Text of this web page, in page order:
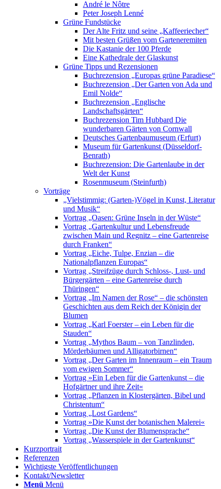
André le Nôtre
Peter Joseph Lenné
Grüne Fundstücke
Der Alte Fritz und seine „Kaffeeriecher“
Mit besten Grüßen vom Garteneremiten
Die Kastanie der 100 Pferde
Eine Kathedrale der Glaskunst
Grüne Tipps und Rezensionen
Buchrezension „Europas grüne Paradiese“
Buchrezension „Der Garten von Ada und
Emil Nolde“
Buchrezension „Englische
Landschaftsgärten“
Buchrezension Tim Hubbard Die
wunderbaren Gärten von Cornwall
Deutsches Gartenbaumuseum (Erfurt)
Museum für Gartenkunst (Düsseldorf-
Benrath)
Buchrezension: Die Gartenlaube in der
Welt der Kunst
Rosenmuseum (Steinfurth)
Vorträge
„Vielstimmig: (Garten-)Vögel in Kunst, Literatur
und Musik“
Vortrag „Oasen: Grüne Inseln in der Wüste“
Vortrag „Gartenkultur und Lebensfreude
zwischen Main und Regnitz – eine Gartenreise
durch Franken“
Vortrag „Eiche, Tulpe, Enzian – die
Nationalpflanzen Europas“
Vortrag „Streifzüge durch Schloss-, Lust- und
Bürgergärten – eine Gartenreise durch
Thüringen“
Vortrag „Im Namen der Rose“ – die schönsten
Geschichten aus dem Reich der Königin der
Blumen
Vortrag „Karl Foerster – ein Leben für die
Stauden“
Vortrag „Mythos Baum – von Tanzlinden,
Mörderbäumen und Alligatorbirnen“
Vortrag „Der Garten im Innenraum – ein Traum
vom ewigen Sommer“
Vortrag »Ein Leben für die Gartenkunst – die
Hofgärtner und ihre Zeit«
Vortrag „Pflanzen in Klostergärten, Bibel und
Christentum“
Vortrag „Lost Gardens“
Vortrag »Die Kunst der botanischen Malerei«
Vortrag „Die Kunst der Blumensprache“
Vortrag „Wasserspiele in der Gartenkunst“
Kurzportrait
Referenzen
Wichtigste Veröffentlichungen
Kontakt/Newsletter
Menü Menü